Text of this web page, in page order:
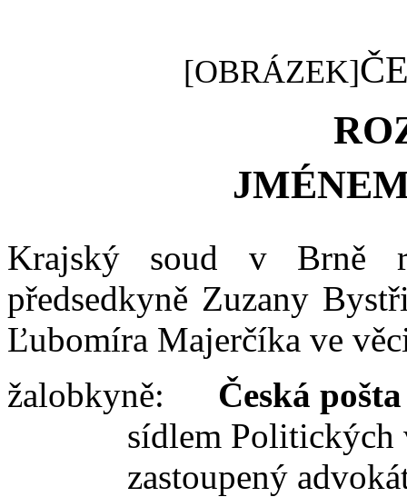
[OBRÁZEK]
Krajský soud v
Brně
předsedkyně Zuzany
Ľubomíra Majerčíka ve
žalobkyně:
Česká
sídlem Politických
zastoupený